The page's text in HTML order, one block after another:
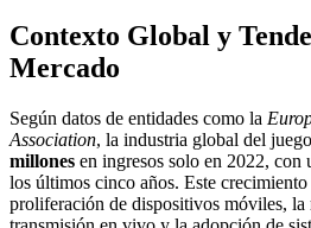
Contexto Global y
Mercado
Según datos de entidades como la
Association, la industria global del
millones en ingresos solo en 2022, con
los últimos cinco años. Este
proliferación de dispositivos móviles, la